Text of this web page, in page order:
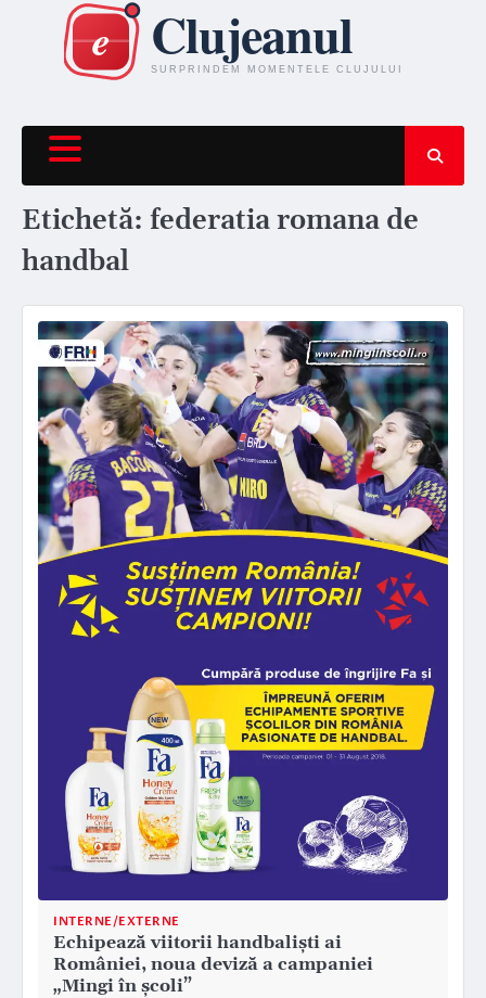
content
Etichetă: federatia romana de
handbal
INTERNE/EXTERNE
Echipează viitorii handbaliști ai
României, noua deviză a campaniei
„Mingi în școli”